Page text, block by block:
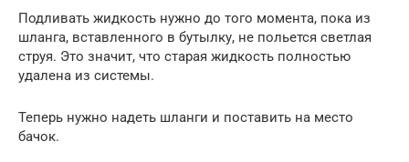
Подливать жидкость нужно до того момента, пока из
шланга, вставленного в бутылку, не польется светлая
струя. Это значит, что старая жидкость полностью
удалена из системы.
Теперь нужно надеть шланги и поставить на место
бачок.